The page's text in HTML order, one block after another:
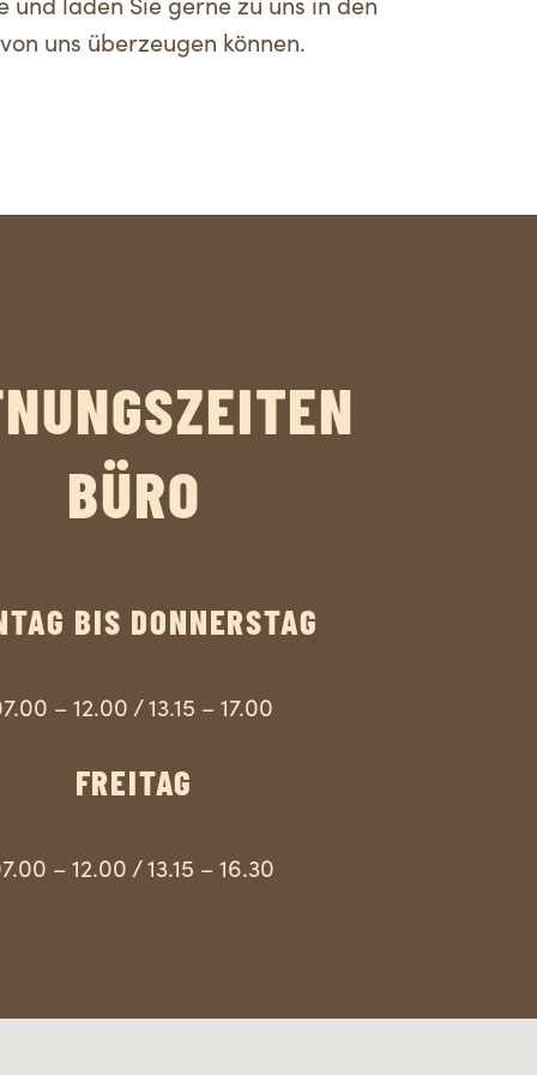
uns überzeugen können.
BÜRO
BIS DONNERSTAG
– 12.00 / 13.15 – 17.00
FREITAG
– 12.00 / 13.15 – 16.30